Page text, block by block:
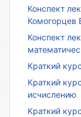
Конспект
Комогорцев
Конспект
Краткий
Краткий
исчислению
Краткий